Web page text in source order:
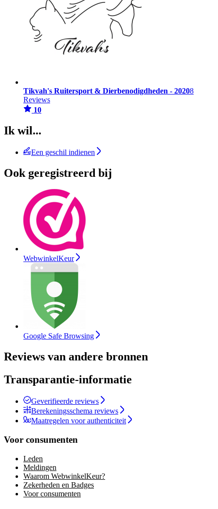
Tikvah's Ruitersport & Dierbenodigdheden - 20208
Reviews
10
Ik wil...
Een geschil indienen
Ook geregistreerd bij
WebwinkelKeur
Google Safe Browsing
Reviews van andere bronnen
Transparantie-informatie
Geverifieerde reviews
Berekeningsschema reviews
Maatregelen voor authenticiteit
Voor consumenten
Leden
Meldingen
Waarom WebwinkelKeur?
Zekerheden en Badges
Voor consumenten